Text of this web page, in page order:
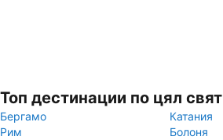
Топ дестинации по цял свят
Бергамо
Катания
Рим
Болоня